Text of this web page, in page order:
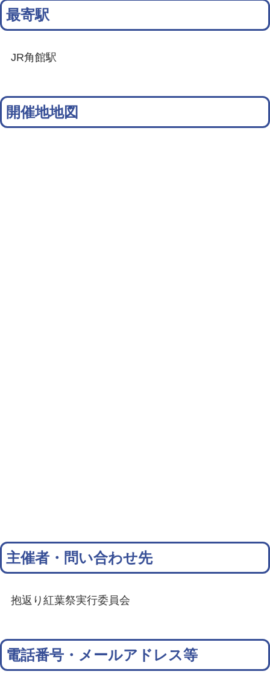
最寄駅
JR角館駅
開催地地図
主催者・問い合わせ先
抱返り紅葉祭実行委員会
電話番号・メールアドレス等